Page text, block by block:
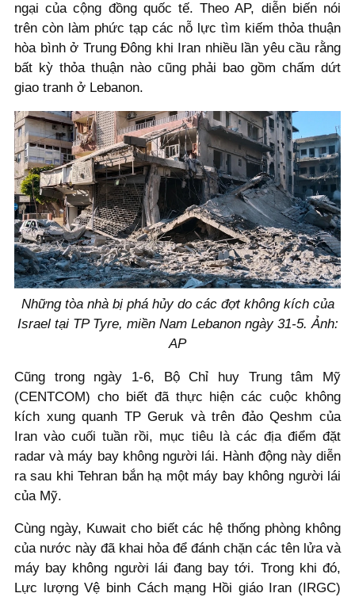
ngại của cộng đồng quốc tế. Theo AP, diễn biến nói
trên còn làm phức tạp các nỗ lực tìm kiếm thỏa thuận
hòa bình ở Trung Đông khi Iran nhiều lần yêu cầu rằng
bất kỳ thỏa thuận nào cũng phải bao gồm chấm dứt
giao tranh ở Lebanon.
Những tòa nhà bị phá hủy do các đợt không kích của
Israel tại TP Tyre, miền Nam Lebanon ngày 31-5. Ảnh:
AP
Cũng trong ngày 1-6, Bộ Chỉ huy Trung tâm Mỹ
(CENTCOM) cho biết đã thực hiện các cuộc không
kích xung quanh TP Geruk và trên đảo Qeshm của
Iran vào cuối tuần rồi, mục tiêu là các địa điểm đặt
radar và máy bay không người lái. Hành động này diễn
ra sau khi Tehran bắn hạ một máy bay không người lái
của Mỹ.
Cùng ngày, Kuwait cho biết các hệ thống phòng không
của nước này đã khai hỏa để đánh chặn các tên lửa và
máy bay không người lái đang bay tới. Trong khi đó,
Lực lượng Vệ binh Cách mạng Hồi giáo Iran (IRGC)